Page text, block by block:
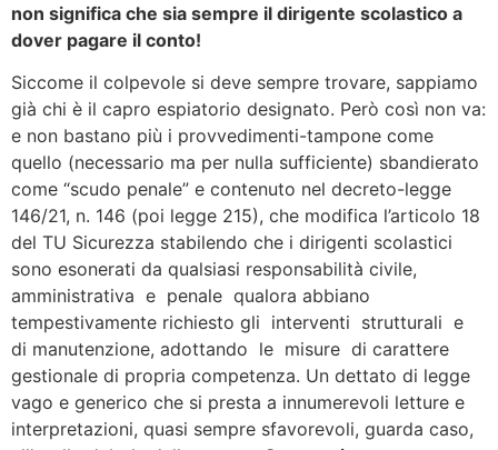
non significa che sia sempre il dirigente scolastico a
dover pagare il conto!
Siccome il colpevole si deve sempre trovare, sappiamo
già chi è il capro espiatorio designato. Però così non va:
e non bastano più i provvedimenti-tampone come
quello (necessario ma per nulla sufficiente) sbandierato
come “scudo penale” e contenuto nel decreto-legge
146/21, n. 146 (poi legge 215), che modifica l’articolo 18
del TU Sicurezza stabilendo che i dirigenti scolastici
sono esonerati da qualsiasi responsabilità civile,
amministrativa e penale qualora abbiano
tempestivamente richiesto gli interventi strutturali e
di manutenzione, adottando le misure di carattere
gestionale di propria competenza. Un dettato di legge
vago e generico che si presta a innumerevoli letture e
interpretazioni, quasi sempre sfavorevoli, guarda caso,